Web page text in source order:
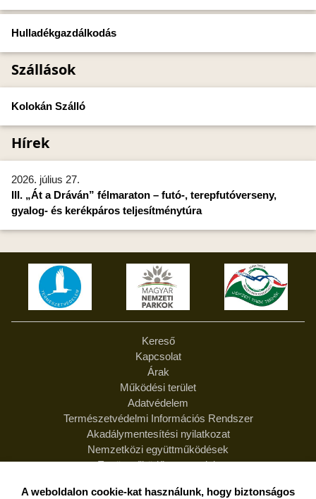
A weboldalon cookie-kat használunk, hogy biztonságos
Hulladékgazdálkodás
Szállások
Kolokán Szálló
Hírek
2026. július 27.
III. „Át a Dráván” félmaraton – futó-, terepfutóverseny,
gyalog- és kerékpáros teljesítménytúra
Kereső
Kapcsolat
Árak
Működési terület
Adatvédelem
Természetvédelmi Információs Rendszer
Akadálymentesítési nyilatkozat
Nemzetközi együttműködések
Együttműködő partnereink
Hírlevél leiratkozás